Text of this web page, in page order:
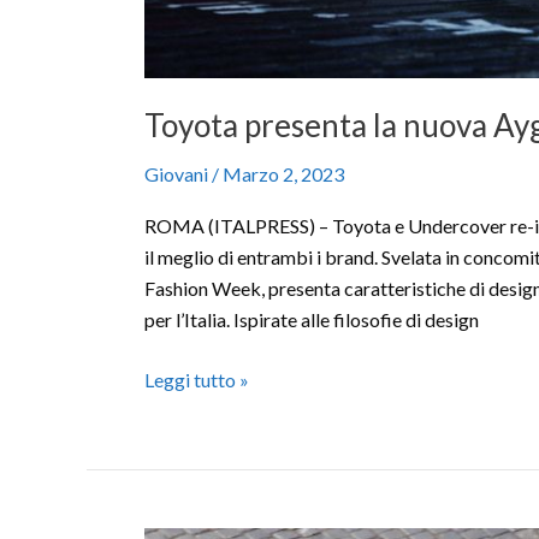
Toyota presenta la nuova
Giovani / Marzo 2, 2023
ROMA (ITALPRESS) – Toyota e Undercover
il meglio di entrambi i brand. Svelata in
Fashion Week, presenta caratteristiche di
per l’Italia. Ispirate alle filosofie di design
Leggi tutto »